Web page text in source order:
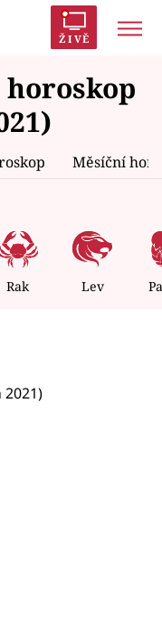
ŽIVĚ
AYTO?
Měsíční
Rak Lev